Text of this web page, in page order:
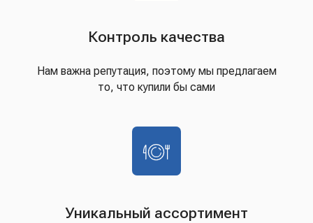
Контроль качества
Нам важна репутация, поэтому мы предлагаем
то, что купили бы сами
Уникальный ассортимент